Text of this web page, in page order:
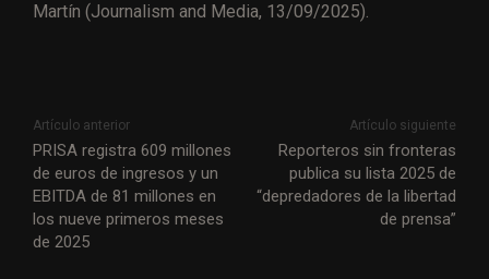
Martín (Journalism and Media, 13/09/2025).
Artículo anterior
PRISA registra 609 millones
de euros de ingresos y un
EBITDA de 81 millones en
los nueve primeros meses
de 2025
Artículo siguiente
Reporteros sin fronteras
publica su lista 2025 de
“depredadores de la libertad
de prensa”